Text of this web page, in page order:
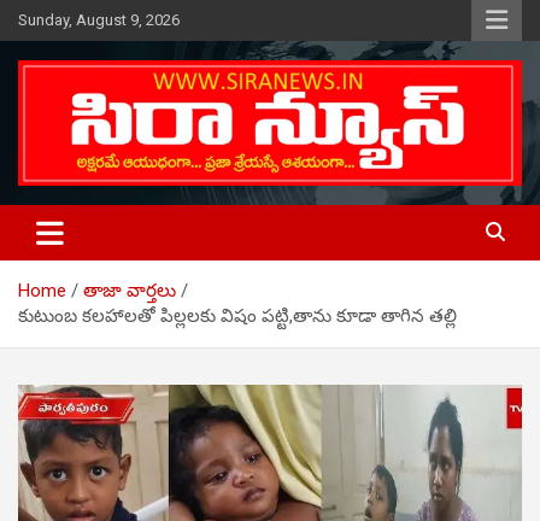
Skip
to
content
Sunday, August 9, 2026
SIRA NEWS
Telugu Online News Daily
Home
తాజా వార్తలు
కుటుంబ కలహాలతో పిల్లలకు విషం పట్టి,తాను కూడా తాగిన తల్లి